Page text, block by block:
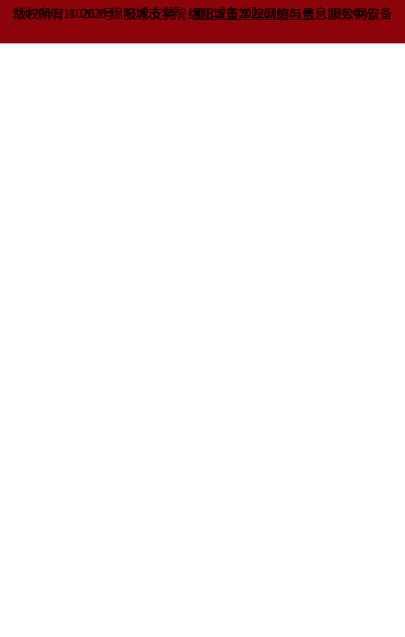
版权所有 © 2020 绵阳城市学院蜀ICP备2022010781号 川公网安备
51070402110263号技术支持：绵阳城市学院网络与信息服务中心